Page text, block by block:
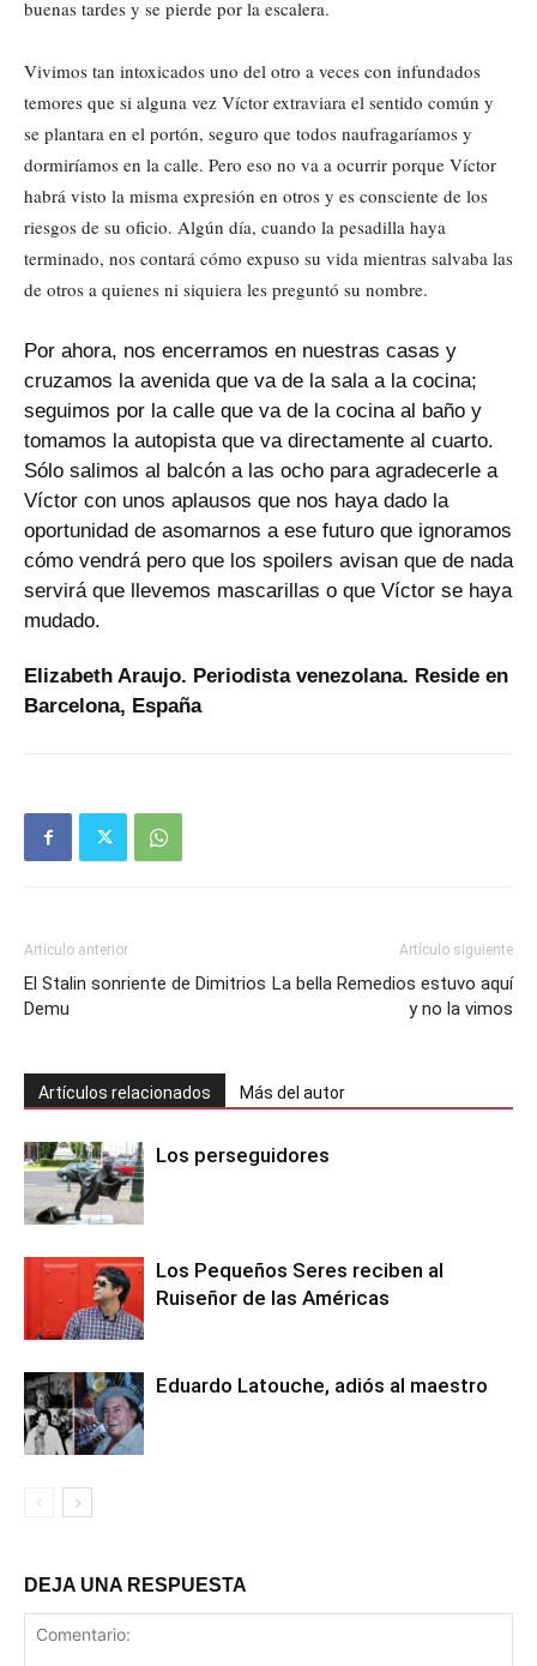
buenas tardes y se pierde por la escalera.
Vivimos tan intoxicados uno del otro a veces con infundados
temores que si alguna vez Víctor extraviara el sentido común y
se plantara en el portón, seguro que todos naufragaríamos y
dormiríamos en la calle. Pero eso no va a ocurrir porque Víctor
habrá visto la misma expresión en otros y es consciente de los
riesgos de su oficio. Algún día, cuando la pesadilla haya
terminado, nos contará cómo expuso su vida mientras salvaba las
de otros a quienes ni siquiera les preguntó su nombre.
Por ahora, nos encerramos en nuestras casas y
cruzamos la avenida que va de la sala a la cocina;
seguimos por la calle que va de la cocina al baño y
tomamos la autopista que va directamente al cuarto.
Sólo salimos al balcón a las ocho para agradecerle a
Víctor con unos aplausos que nos haya dado la
oportunidad de asomarnos a ese futuro que ignoramos
cómo vendrá pero que los spoilers avisan que de nada
servirá que llevemos mascarillas o que Víctor se haya
mudado.
Elizabeth Araujo. Periodista venezolana. Reside en
Barcelona, España
Artículo anterior
El Stalin sonriente de Dimitrios
Demu
Artículo siguiente
La bella Remedios estuvo aquí
y no la vimos
Artículos relacionados Más del autor
Los perseguidores
Los Pequeños Seres reciben al
Ruiseñor de las Américas
Eduardo Latouche, adiós al maestro
DEJA UNA RESPUESTA